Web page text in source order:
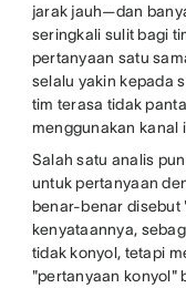
jarak jauh—dan
seringkali sulit bagi
pertanyaan satu
selalu yakin kepada
tim terasa tidak
menggunakan kanal
Salah satu analis
untuk pertanyaan
benar-benar disebut
kenyataannya,
tidak konyol, tetapi
"pertanyaan konyol"